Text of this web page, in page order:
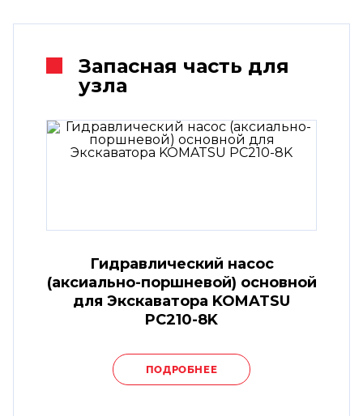
Запасная часть для
узла
Гидравлический насос
(аксиально-поршневой) основной
для Экскаватора KOMATSU
PC210-8K
ПОДРОБНЕЕ